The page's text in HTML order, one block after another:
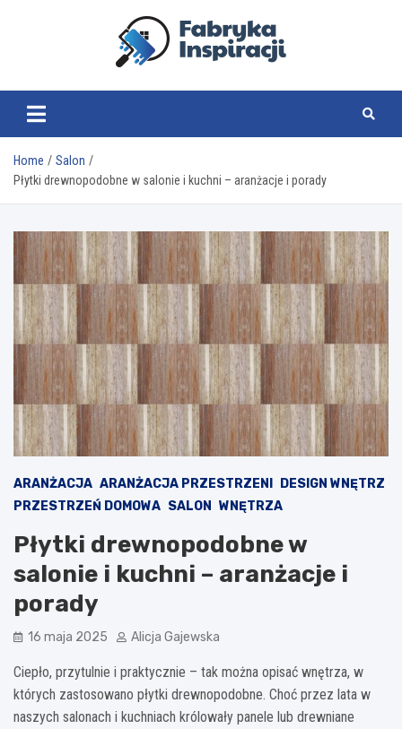
fabrykainspiracji.pl
Home
Salon
Płytki drewnopodobne w salonie i kuchni – aranżacje i porady
ARANŻACJA ARANŻACJA PRZESTRZENI
DESIGN WNĘTRZ
PRZESTRZEŃ DOMOWA SALON WNĘTRZA
Płytki drewnopodobne w
salonie i kuchni – aranżacje i
porady
16 maja 2025 Alicja Gajewska
Ciepło, przytulnie i praktycznie – tak można opisać wnętrza, w
których zastosowano płytki drewnopodobne. Choć przez lata w
naszych salonach i kuchniach królowały panele lub drewniane